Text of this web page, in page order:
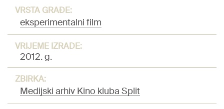
VRSTA GRAĐE:
eksperimentalni film
VRIJEME IZRADE:
2012. g.
ZBIRKA:
Medijski arhiv Kino kluba Split